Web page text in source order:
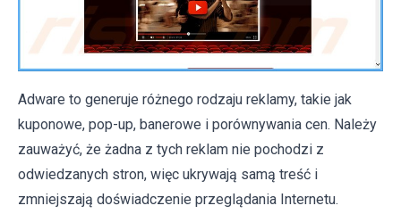
Adware to generuje różnego rodzaju reklamy, takie jak
kuponowe, pop-up, banerowe i porównywania cen. Należy
zauważyć, że żadna z tych reklam nie pochodzi z
odwiedzanych stron, więc ukrywają samą treść i
zmniejszają doświadczenie przeglądania Internetu.